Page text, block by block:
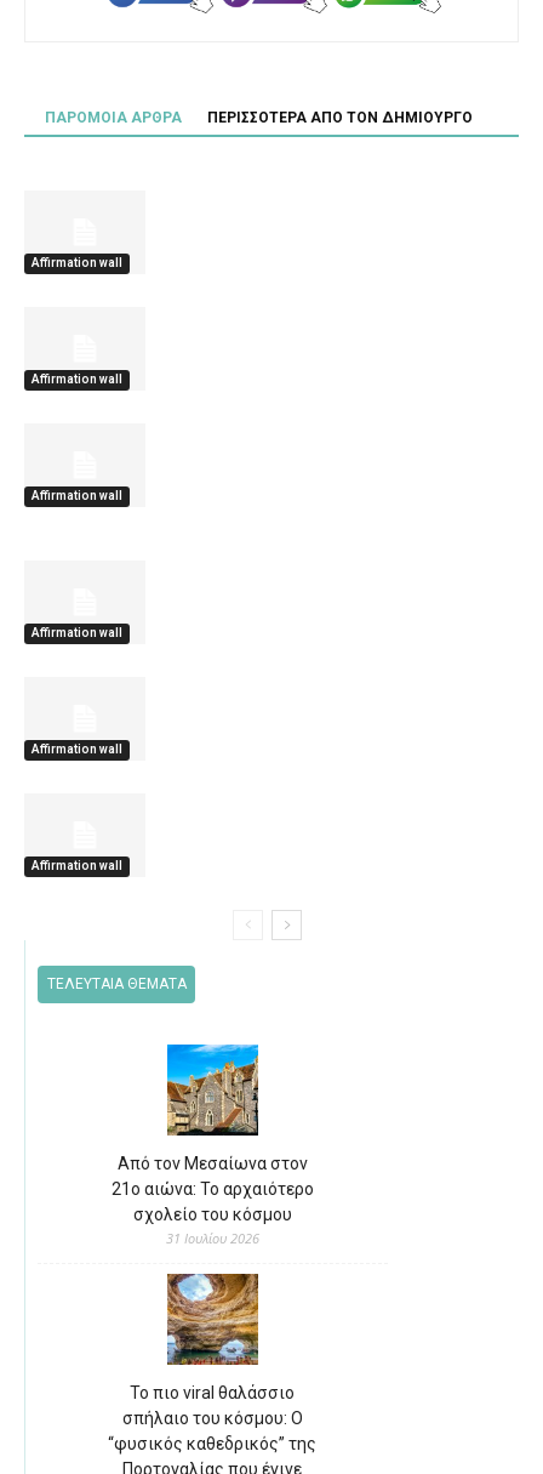
ΠΑΡΟΜΟΙΑ ΑΡΘΡΑ ΠΕΡΙΣΣΟΤΕΡΑ ΑΠΟ ΤΟΝ ΔΗΜΙΟΥΡΓΟ
Affirmation wall
Affirmation wall
Affirmation wall
Affirmation wall
Affirmation wall
Affirmation wall
ΤΕΛΕΥΤΑΙΑ ΘΕΜΑΤΑ
Από τον Μεσαίωνα στον
21ο αιώνα: Το αρχαιότερο
σχολείο του κόσμου
31 Ιουλίου 2026
Το πιο viral θαλάσσιο
σπήλαιο του κόσμου: Ο
“φυσικός καθεδρικός” της
Πορτογαλίας που έγινε